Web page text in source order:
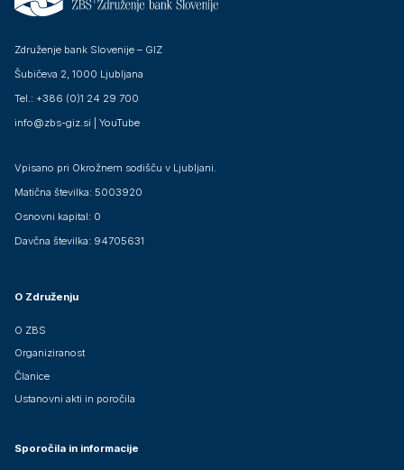
Združenje bank Slovenije – GIZ
Šubičeva 2, 1000 Ljubljana
Tel.: +386 (0)1 24 29 700
info@zbs-giz.si
YouTube
Vpisano pri Okrožnem sodišču v Ljubljani.
Matična številka: 5003920
Osnovni kapital: 0
Davčna številka: 94705631
O Združenju
O ZBS
Organiziranost
Članice
Ustanovni akti in poročila
Sporočila in informacije